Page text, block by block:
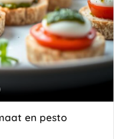
en pesto